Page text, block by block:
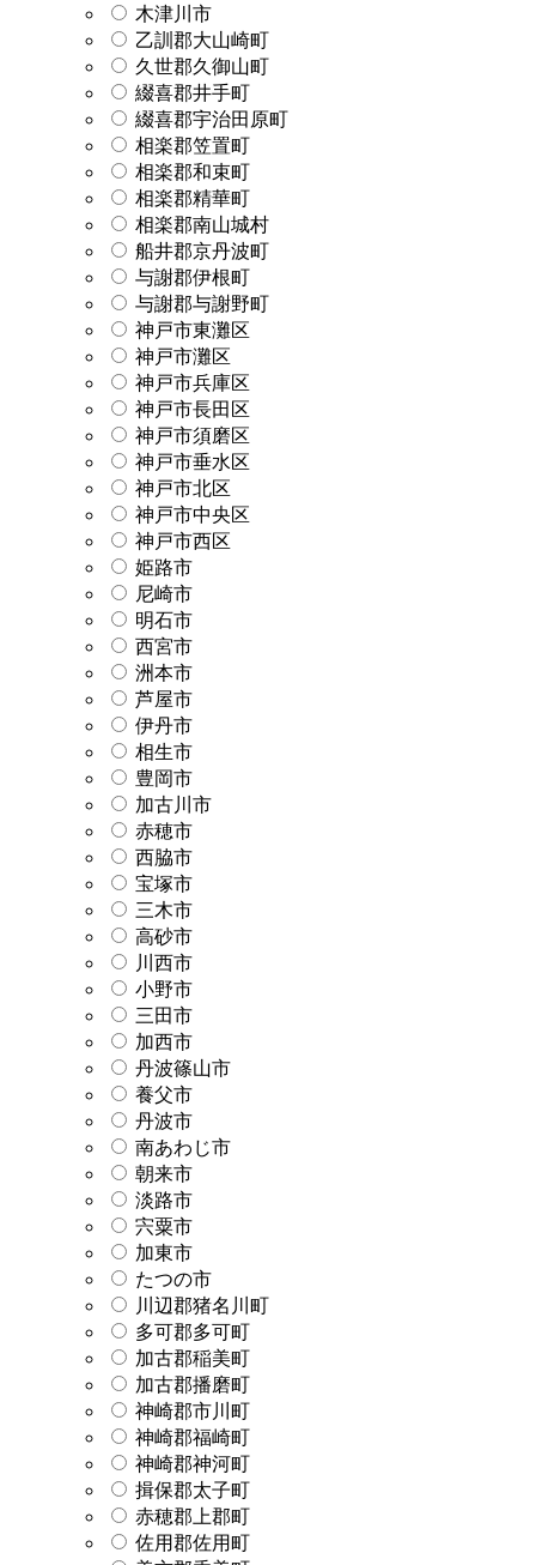
木津川市
乙訓郡大山崎町
久世郡久御山町
綴喜郡井手町
綴喜郡宇治田原町
相楽郡笠置町
相楽郡和束町
相楽郡精華町
相楽郡南山城村
船井郡京丹波町
与謝郡伊根町
与謝郡与謝野町
神戸市東灘区
神戸市灘区
神戸市兵庫区
神戸市長田区
神戸市須磨区
神戸市垂水区
神戸市北区
神戸市中央区
神戸市西区
姫路市
尼崎市
明石市
西宮市
洲本市
芦屋市
伊丹市
相生市
豊岡市
加古川市
赤穂市
西脇市
宝塚市
三木市
高砂市
川西市
小野市
三田市
加西市
丹波篠山市
養父市
丹波市
南あわじ市
朝来市
淡路市
宍粟市
加東市
たつの市
川辺郡猪名川町
多可郡多可町
加古郡稲美町
加古郡播磨町
神崎郡市川町
神崎郡福崎町
神崎郡神河町
揖保郡太子町
赤穂郡上郡町
佐用郡佐用町